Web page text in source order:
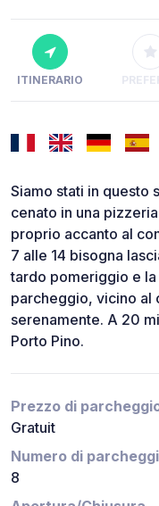
ITINERARIO
Siamo stati in questo
cenato in una
proprio accanto al
7 alle 14 bisogna
tardo pomeriggio e
parcheggio, vicino al
serenamente. A 20
Porto Pino.
Prezzo di
Gratuit
Numero di parcheggi
8